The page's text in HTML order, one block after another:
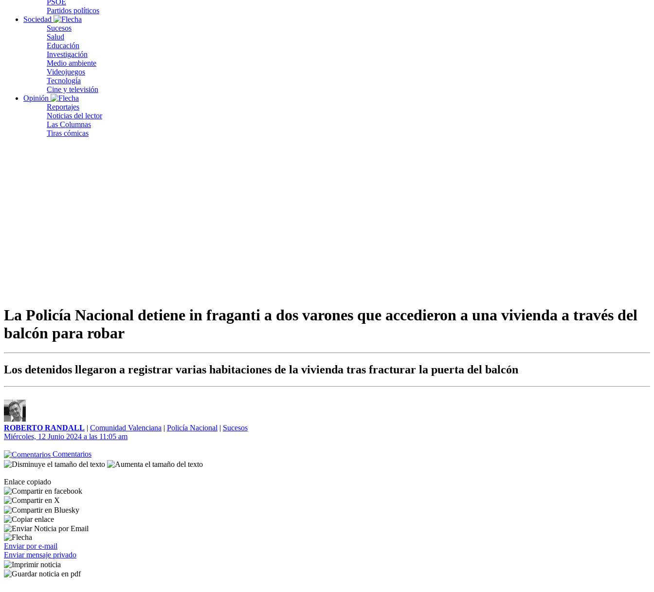
PSOE
Partidos políticos
Sociedad
Sucesos
Salud
Educación
Investigación
Medio ambiente
Videojuegos
Tecnología
Cine y televisión
Opinión
Reportajes
Noticias del lector
Las Columnas
Tiras cómicas
La Policía Nacional detiene in fraganti a dos varones que accedieron a una vivienda a través del
balcón para robar
Los detenidos llegaron a registrar varias habitaciones de la vivienda tras fracturar la puerta del balcón
ROBERTO RANDALL | Comunidad Valenciana | Policía Nacional | Sucesos
Miércoles, 12 Junio 2024 a las 11:05 am
Comentarios
Enlace copiado
Enviar por e-mail
Enviar mensaje privado